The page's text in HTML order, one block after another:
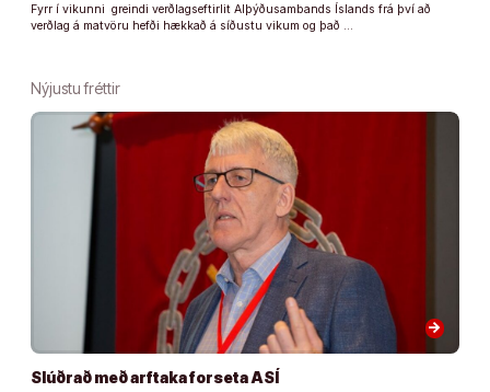
Fyrr í vikunni greindi verðlagseftirlit Alþýðusambands Íslands frá því að
verðlag á matvöru hefði hækkað á síðustu vikum og það …
Nýjustu fréttir
arrow_forward
Slúðrað með arftaka forseta ASÍ